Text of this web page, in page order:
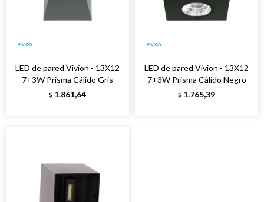
LED de pared Vivion - 13X12
7+3W Prisma Cálido Gris
$ 1.861,64
LED de pared Vivion - 13X12
7+3W Prisma Cálido Negro
$ 1.765,39